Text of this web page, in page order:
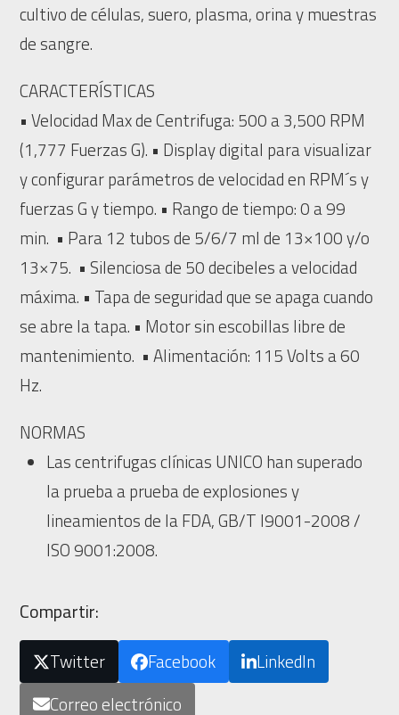
cultivo de células, suero, plasma, orina y muestras
de sangre.
CARACTERÍSTICAS
• Velocidad Max de Centrifuga: 500 a 3,500 RPM
(1,777 Fuerzas G). • Display digital para visualizar
y configurar parámetros de velocidad en RPM´s y
fuerzas G y tiempo. • Rango de tiempo: 0 a 99
min. • Para 12 tubos de 5/6/7 ml de 13×100 y/o
13×75. • Silenciosa de 50 decibeles a velocidad
máxima. • Tapa de seguridad que se apaga cuando
se abre la tapa. • Motor sin escobillas libre de
mantenimiento. • Alimentación: 115 Volts a 60
Hz.
NORMAS
Las centrifugas clínicas UNICO han superado
la prueba a prueba de explosiones y
lineamientos de la FDA, GB/T I9001-2008 /
ISO 9001:2008.
Compartir:
Twitter Facebook
LinkedIn
Correo electrónico